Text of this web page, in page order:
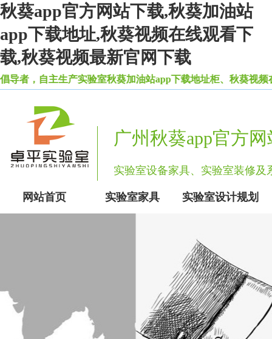
秋葵app官方网站下载,秋葵加油站
app下载地址,秋葵视频在线观看下
载,秋葵视频最新官网下载
，自主生产实验室秋葵加油站app下载地址柜、秋葵视频在
广州秋葵app官方
实验室设备家具、实验室装修
网站首页 实验室家具 实验室设计规划